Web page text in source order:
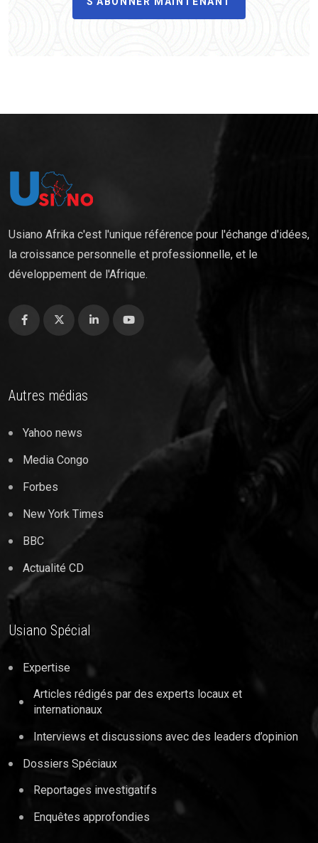
Usiano Afrika c'est l'unique référence pour l'échange d'idées,
la croissance personnelle et professionnelle, et le
développement de l'Afrique.
Autres médias
Yahoo news
Media Congo
Forbes
New York Times
BBC
Actualité CD
Usiano Spécial
Expertise
Articles rédigés par des experts locaux et
internationaux
Interviews et discussions avec des leaders d’opinion
Dossiers Spéciaux
Reportages investigatifs
Enquêtes approfondies